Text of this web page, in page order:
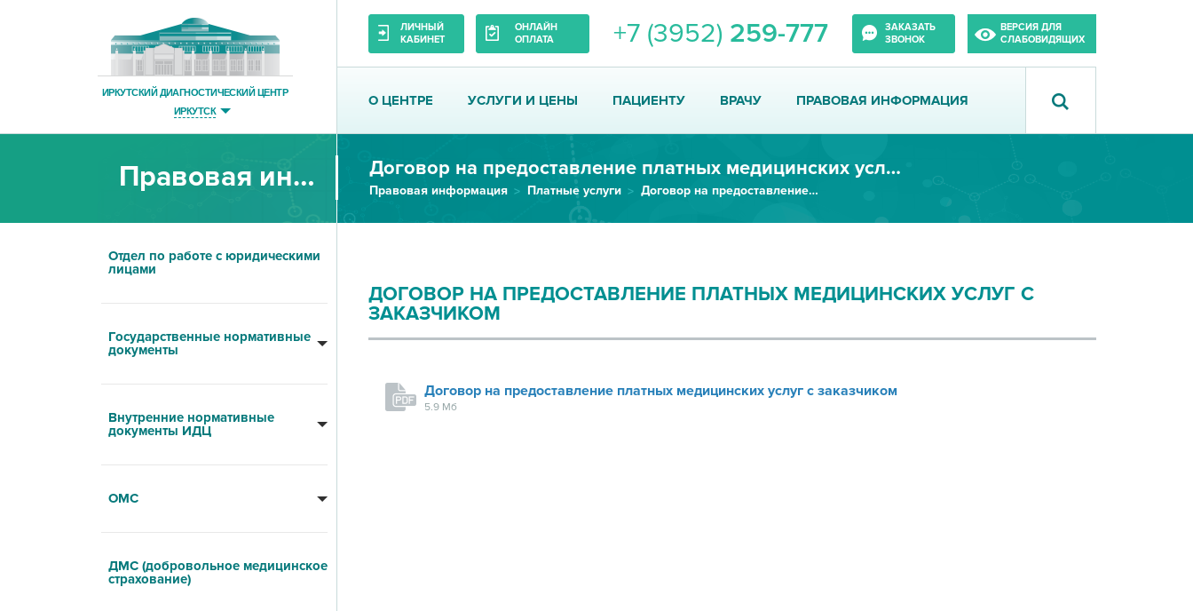
ИРКУТСКИЙ ДИАГНОСТИЧЕСКИЙ ЦЕНТР
ИРКУТСК
ЛИЧНЫЙ
КАБИНЕТ
ОНЛАЙН
ОПЛАТА
+7 (3952) 259-777
ЗАКАЗАТЬ
ЗВОНОК
ВЕРСИЯ ДЛЯ
СЛАБОВИДЯЩИХ
О ЦЕНТРЕ УСЛУГИ И ЦЕНЫ ПАЦИЕНТУ ВРАЧУ ПРАВОВАЯ ИНФОРМАЦИЯ
Правовая информация Договор на предоставление платных медицинских услуг c заказчиком
Правовая информация Платные услуги Договор на предоставление платных медицинских услуг c заказчиком
Отдел по работе с юридическими
лицами
Государственные нормативные
документы
Внутренние нормативные
документы ИДЦ
ОМС
ДМС (добровольное медицинское
страхование)
ДОГОВОР НА ПРЕДОСТАВЛЕНИЕ ПЛАТНЫХ МЕДИЦИНСКИХ УСЛУГ C
ЗАКАЗЧИКОМ
Договор на предоставление платных медицинских услуг c заказчиком
5.9 Мб